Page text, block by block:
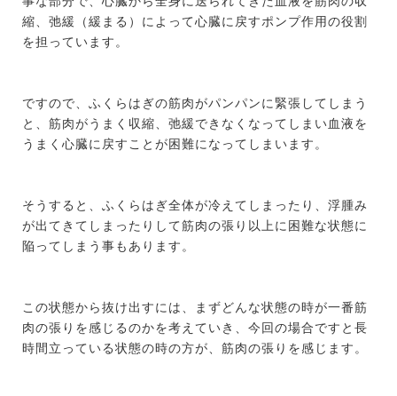
縮、弛緩（緩まる）によって心臓に戻すポンプ作用の役割
を担っています。
ですので、ふくらはぎの筋肉がパンパンに緊張してしまう
と、筋肉がうまく収縮、弛緩できなくなってしまい血液を
うまく心臓に戻すことが困難になってしまいます。
そうすると、ふくらはぎ全体が冷えてしまったり、浮腫み
が出てきてしまったりして筋肉の張り以上に困難な状態に
陥ってしまう事もあります。
この状態から抜け出すには、まずどんな状態の時が一番筋
肉の張りを感じるのかを考えていき、今回の場合ですと長
時間立っている状態の時の方が、筋肉の張りを感じます。